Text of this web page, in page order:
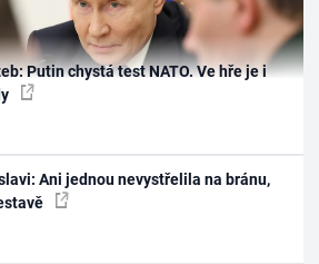
Putin chystá test NATO. Ve hře je i
Ani jednou nevystřelila na bránu,